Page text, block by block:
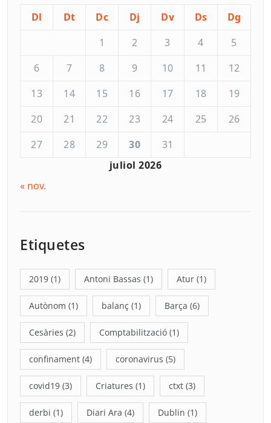
juliol 2026
Dl Dt Dc Dj Dv Ds
Dg
1
2 3 4
5
6
7 8 9 10 11
12
13
14 15 16 17 18
19
20
21 22 23 24 25
26
27
28 29 30 31
« nov.
Etiquetes
2019 (1) Antoni Bassas (1) Atur (1)
Autònom (1) balanç (1) Barça (6)
Cesàries (2) Comptabilització (1)
confinament (4) coronavirus (5)
covid19 (3) Criatures (1) ctxt (3)
derbi (1) Diari Ara (4) Dublin (1)